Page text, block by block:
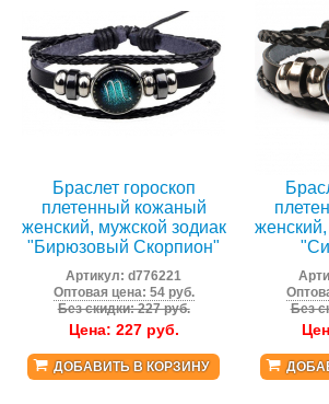
Браслет гороскоп
плетенный кожаный
женский, мужской зодиак
"Бирюзовый Скорпион"
Артикул:d776221
Оптовая цена: 54 руб.
Без скидки: 227 руб.
Цена: 227руб.
ДОБАВИТЬ В КОРЗИНУ
Без